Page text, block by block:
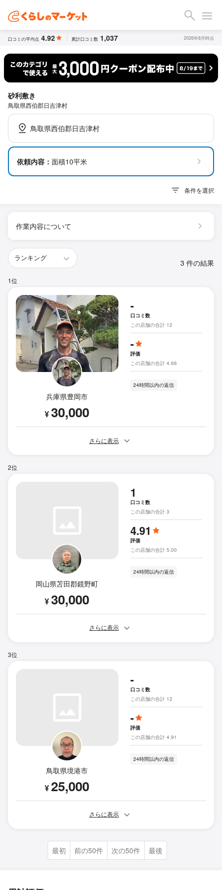
口コミの平均点 4.92 累計口コミ数 1,037 2026年8月時点
砂利敷き
鳥取県西伯郡日吉津村
鳥取県西伯郡日吉津村
依頼内容： 面積10平米
条件を選択
作業内容について
3 件の結果
1位
兵庫県豊岡市
¥30,000
-
口コミ数
この店舗の合計 12
-
評価
この店舗の合計 4.66
24時間以内の返信
さらに表示
2位
岡山県苫田郡鏡野町
¥30,000
1
口コミ数
この店舗の合計 3
4.91
評価
この店舗の合計 5.00
24時間以内の返信
さらに表示
3位
鳥取県境港市
¥25,000
-
口コミ数
この店舗の合計 12
-
評価
この店舗の合計 4.91
24時間以内の返信
さらに表示
最初 前の50件 次の50件 最後